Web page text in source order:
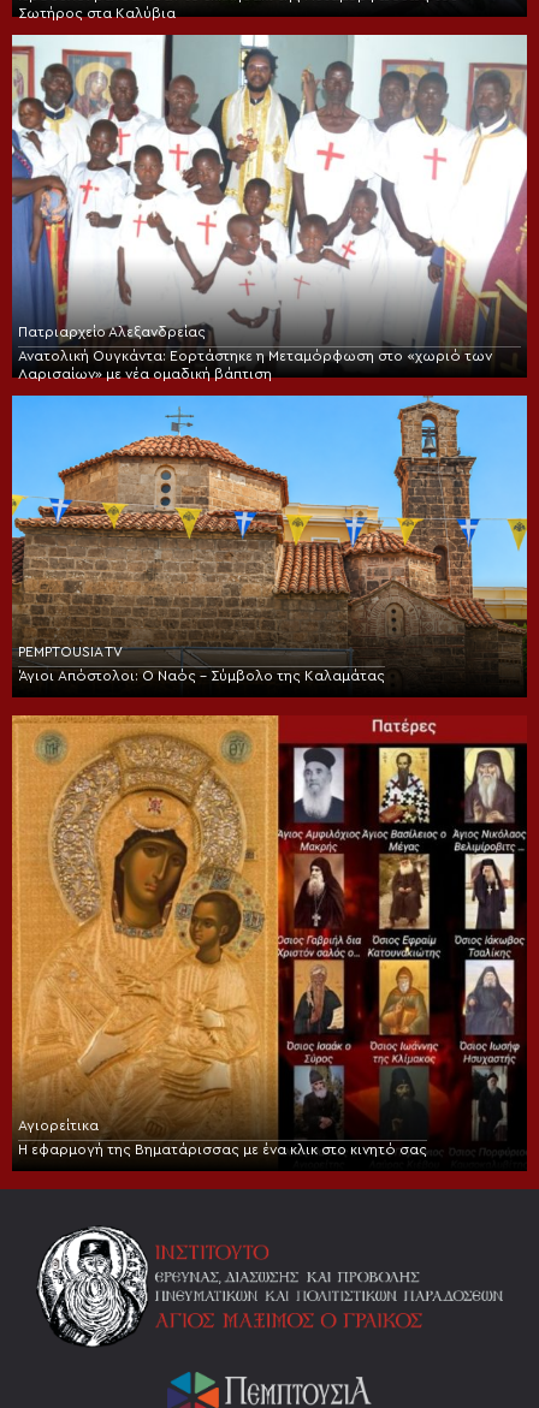
Σωτήρος στα Καλύβια
Πατριαρχείο Αλεξανδρείας
Ανατολική Ουγκάντα: Εορτάστηκε η Μεταμόρφωση στο «χωριό των
Λαρισαίων» με νέα ομαδική βάπτιση
PEMPTOUSIA TV
Άγιοι Απόστολοι: Ο Ναός – Σύμβολο της Καλαμάτας
Αγιορείτικα
Η εφαρμογή της Βηματάρισσας με ένα κλικ στο κινητό σας